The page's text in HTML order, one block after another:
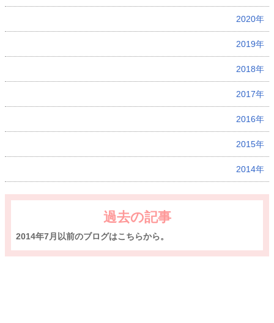
2020年
2019年
2018年
2017年
2016年
2015年
2014年
過去の記事
2014年7月以前のブログはこちらから。